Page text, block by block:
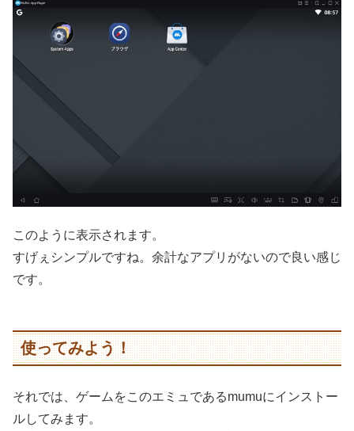
このように表示されます。
すげぇシンプルですね。余計なアプリがないので良い感じ
です。
使ってみよう！
それでは、ゲームをこのエミュであるmumuにインストー
ルしてみます。